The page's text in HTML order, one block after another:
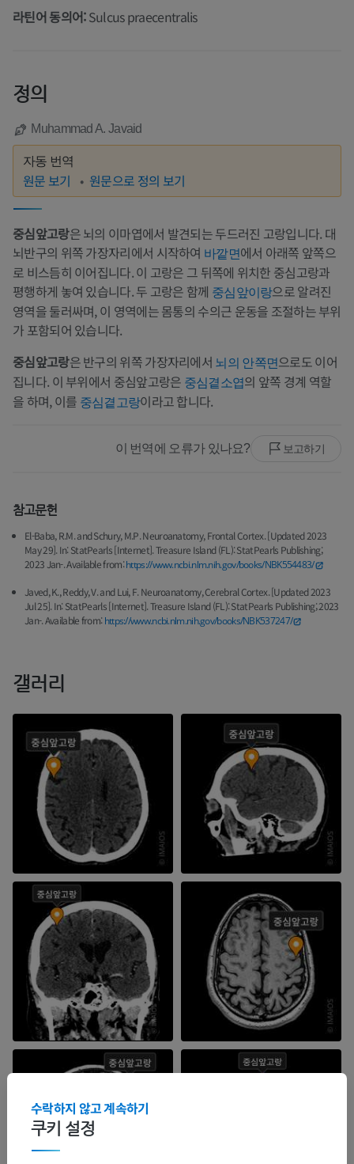
라틴어 동의어:Sulcus praecentralis
정의
Muhammad A. Javaid
자동 번역
원문 보기 원문으로 정의 보기
중심앞고랑은 뇌의 이마엽에서 발견되는 두드러진 고랑입니다. 대
뇌반구의 위쪽 가장자리에서 시작하여 바깥면에서 아래쪽 앞쪽으
로 비스듬히 이어집니다. 이 고랑은 그 뒤쪽에 위치한 중심고랑과
평행하게 놓여 있습니다. 두 고랑은 함께 중심앞이랑으로 알려진
영역을 둘러싸며, 이 영역에는 몸통의 수의근 운동을 조절하는 부위
가 포함되어 있습니다.
중심앞고랑은 반구의 위쪽 가장자리에서 뇌의 안쪽면으로도 이어
집니다. 이 부위에서 중심앞고랑은 중심곁소엽의 앞쪽 경계 역할
을 하며, 이를 중심곁고랑이라고 합니다.
이 번역에 오류가 있나요? 보고하기
참고문헌
El-Baba, R.M. and Schury, M.P. Neuroanatomy, Frontal Cortex. [Updated 2023
May 29]. In: StatPearls [Internet]. Treasure Island (FL): StatPearls Publishing;
2023 Jan-. Available from:https://www.ncbi.nlm.nih.gov/books/NBK554483/
Javed, K., Reddy, V. and Lui, F. Neuroanatomy, Cerebral Cortex. [Updated 2023
Jul 25]. In: StatPearls [Internet]. Treasure Island (FL): StatPearls Publishing; 2023
Jan-. Available from:https://www.ncbi.nlm.nih.gov/books/NBK537247/
갤러리
쿠키 설정
수락하지 않고 계속하기